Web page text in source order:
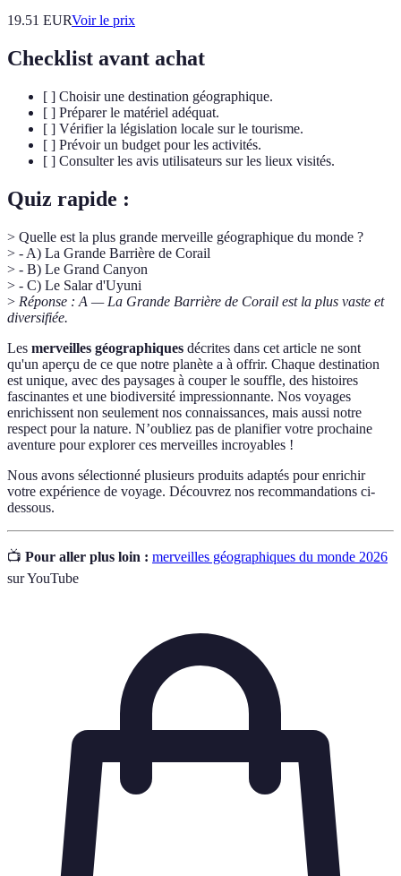
19.51 EURVoir le prix
Checklist avant achat
[ ] Choisir une destination géographique.
[ ] Préparer le matériel adéquat.
[ ] Vérifier la législation locale sur le tourisme.
[ ] Prévoir un budget pour les activités.
[ ] Consulter les avis utilisateurs sur les lieux visités.
Quiz rapide :
> Quelle est la plus grande merveille géographique du monde ?
> - A) La Grande Barrière de Corail
> - B) Le Grand Canyon
> - C) Le Salar d'Uyuni
> Réponse : A — La Grande Barrière de Corail est la plus vaste et
diversifiée.
Les merveilles géographiques décrites dans cet article ne sont
qu'un aperçu de ce que notre planète a à offrir. Chaque destination
est unique, avec des paysages à couper le souffle, des histoires
fascinantes et une biodiversité impressionnante. Nos voyages
enrichissent non seulement nos connaissances, mais aussi notre
respect pour la nature. N’oubliez pas de planifier votre prochaine
aventure pour explorer ces merveilles incroyables !
Nous avons sélectionné plusieurs produits adaptés pour enrichir
votre expérience de voyage. Découvrez nos recommandations ci-
dessous.
📺 Pour aller plus loin : merveilles géographiques du monde 2026
sur YouTube